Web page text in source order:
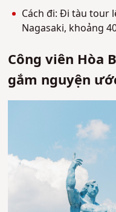
Cách đi: Đi tàu tour
Nagasaki, khoảng
Công viên Hòa
gắm nguyện